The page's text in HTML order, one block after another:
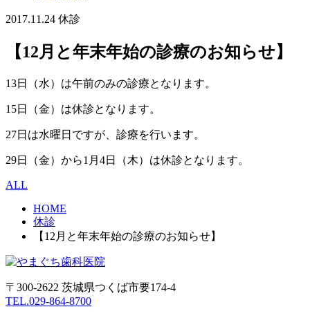
2017.11.24 休診
【12月と年末年始の診療のお知らせ】
13日（水）は午前のみの診療となります。
15日（金）は休診となります。
27日は水曜日ですが、診療を行います。
29日（金）から1月4日（木）は休診となります。
ALL
HOME
休診
【12月と年末年始の診療のお知らせ】
〒300-2622 茨城県つくば市要174-4
TEL.029-864-8700